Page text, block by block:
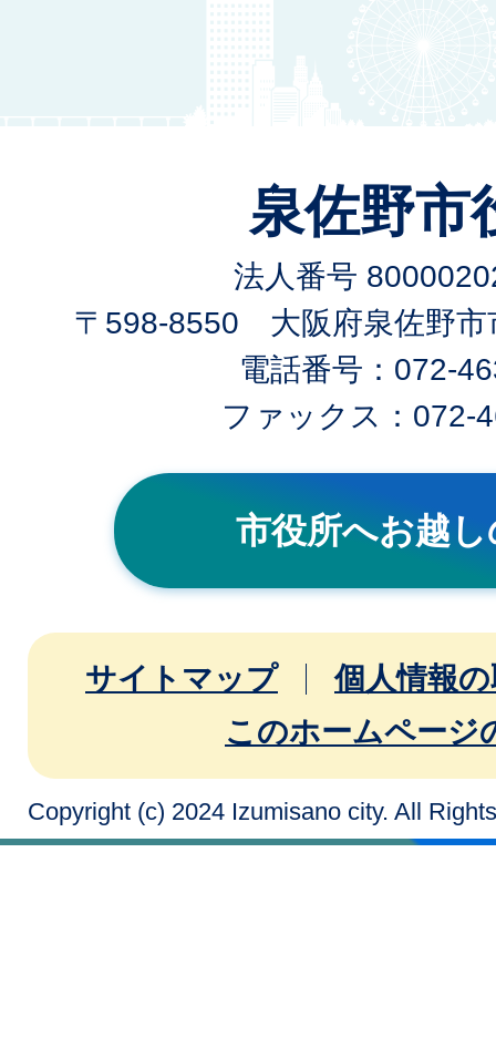
泉佐野市
法人番号
〒598-8550 大阪府泉佐野市
電話番号：072-
ファックス：072-
市役所へお越
サイトマップ
個人情報
このホームページ
Copyright (c) 2024 Izumisano city. All